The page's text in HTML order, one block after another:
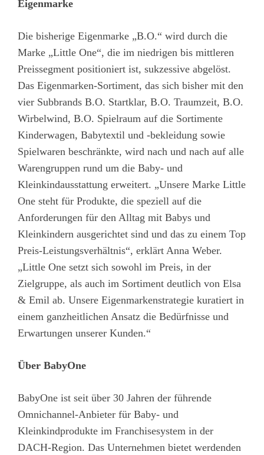
Eigenmarke
Die bisherige Eigenmarke „B.O.“ wird durch die
Marke „Little One“, die im niedrigen bis mittleren
Preissegment positioniert ist, sukzessive abgelöst.
Das Eigenmarken-Sortiment, das sich bisher mit den
vier Subbrands B.O. Startklar, B.O. Traumzeit, B.O.
Wirbelwind, B.O. Spielraum auf die Sortimente
Kinderwagen, Babytextil und -bekleidung sowie
Spielwaren beschränkte, wird nach und nach auf alle
Warengruppen rund um die Baby- und
Kleinkindausstattung erweitert. „Unsere Marke Little
One steht für Produkte, die speziell auf die
Anforderungen für den Alltag mit Babys und
Kleinkindern ausgerichtet sind und das zu einem Top
Preis-Leistungsverhältnis“, erklärt Anna Weber.
„Little One setzt sich sowohl im Preis, in der
Zielgruppe, als auch im Sortiment deutlich von Elsa
& Emil ab. Unsere Eigenmarkenstrategie kuratiert in
einem ganzheitlichen Ansatz die Bedürfnisse und
Erwartungen unserer Kunden.“
Über BabyOne
BabyOne ist seit über 30 Jahren der führende
Omnichannel-Anbieter für Baby- und
Kleinkindprodukte im Franchisesystem in der
DACH-Region. Das Unternehmen bietet werdenden